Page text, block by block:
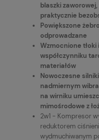
blaszki
praktycznie
Powiększone
odprowadzane
Wzmocnione tłoki
współczynniku
materiałów
Nowoczesne
nadmiernym
na wirniku
mimośrodowe z
2w1 - Kompresor
reduktorem
wydmuchiwanym